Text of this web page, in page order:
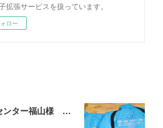
拡張サービスを扱っています。
ロー
【介護・看護求人支援センター福山様 ジャケット】